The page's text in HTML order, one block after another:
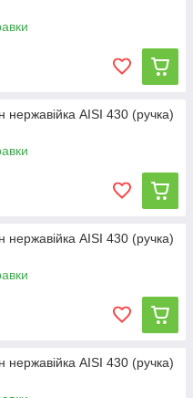
нержавійка AISI 430 (ручка)
нержавійка AISI 430 (ручка)
нержавійка AISI 430 (ручка)